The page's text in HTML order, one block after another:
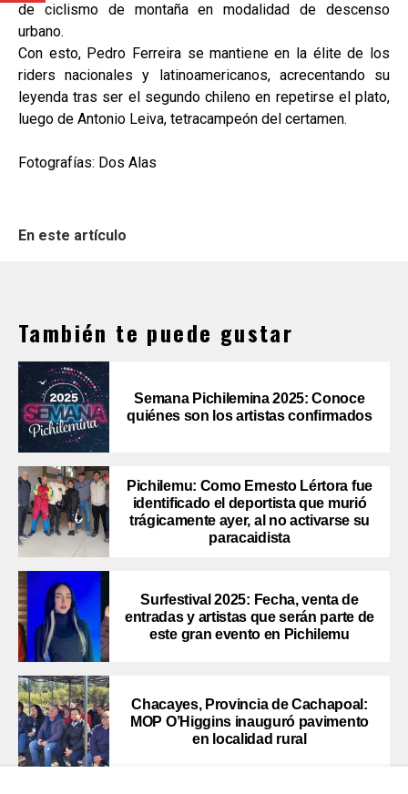
de ciclismo de montaña en modalidad de descenso
urbano.
Con esto, Pedro Ferreira se mantiene en la élite de los
riders nacionales y latinoamericanos, acrecentando su
leyenda tras ser el segundo chileno en repetirse el plato,
luego de Antonio Leiva, tetracampeón del certamen.
Fotografías: Dos Alas
En este artículo
También te puede gustar
Semana Pichilemina 2025: Conoce
quiénes son los artistas confirmados
Pichilemu: Como Ernesto Lértora fue
identificado el deportista que murió
trágicamente ayer, al no activarse su
paracaidista
Surfestival 2025: Fecha, venta de
entradas y artistas que serán parte de
este gran evento en Pichilemu
Chacayes, Provincia de Cachapoal:
MOP O’Higgins inauguró pavimento
en localidad rural